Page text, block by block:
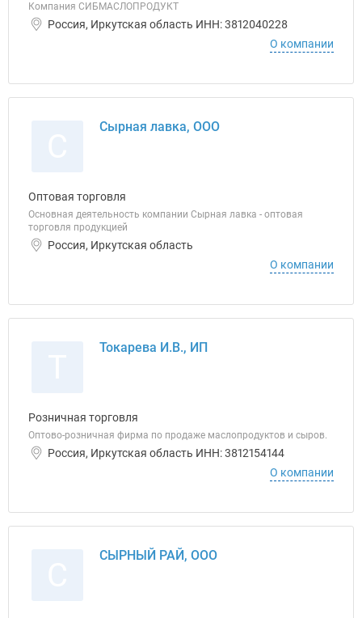
Компания СИБМАСЛОПРОДУКТ
Россия, Иркутская область ИНН: 3812040228
О компании
Сырная лавка, ООО
Оптовая торговля
Основная деятельность компании Сырная лавка - оптовая
торговля продукцией
Россия, Иркутская область
О компании
Токарева И.В., ИП
Розничная торговля
Оптово-розничная фирма по продаже маслопродуктов и сыров.
Россия, Иркутская область ИНН: 3812154144
О компании
СЫРНЫЙ РАЙ, ООО